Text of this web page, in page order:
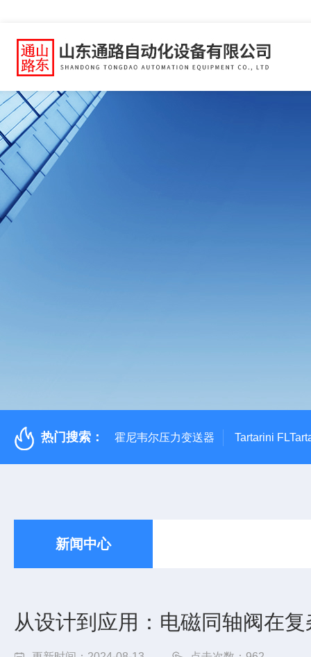
热门搜索： 霍尼韦尔压力变送器 Tartarini
新闻中心
从设计到应用：电磁同轴阀在